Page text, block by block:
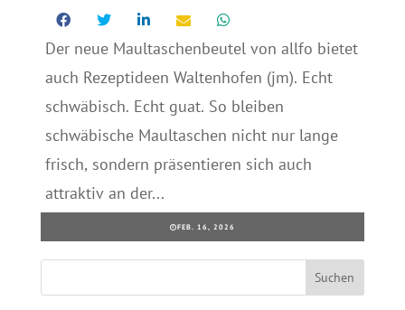
Der neue Maultaschenbeutel von allfo bietet
auch Rezeptideen Waltenhofen (jm). Echt
schwäbisch. Echt guat. So bleiben
schwäbische Maultaschen nicht nur lange
frisch, sondern präsentieren sich auch
attraktiv an der...
FEB. 16, 2026